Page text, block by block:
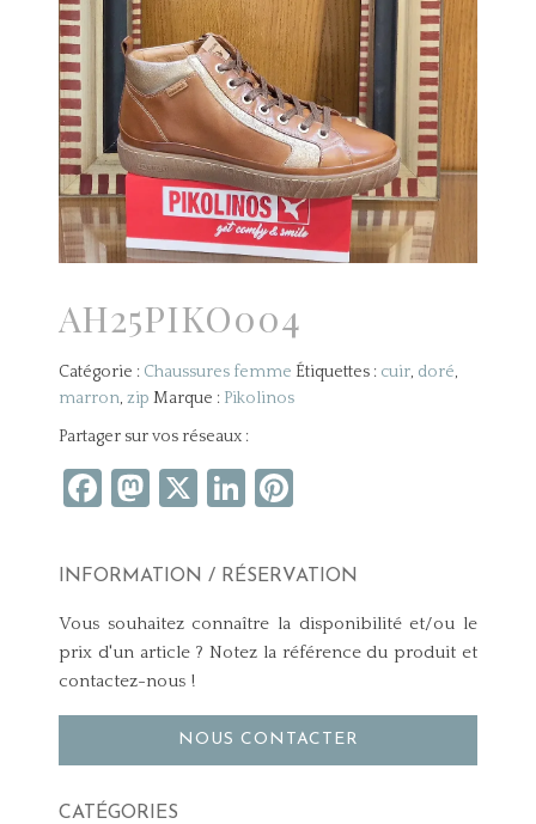
AH25PIKO004
Catégorie : Chaussures femme Étiquettes : cuir, doré,
marron,zip Marque : Pikolinos
Partager sur vos réseaux :
Facebook
Mastodon
X LinkedIn
INFORMATION / RÉSERVATION
Vous souhaitez connaître la disponibilité et/ou le
prix d'un article ? Notez la référence du produit et
contactez-nous !
NOUS CONTACTER
CATÉGORIES